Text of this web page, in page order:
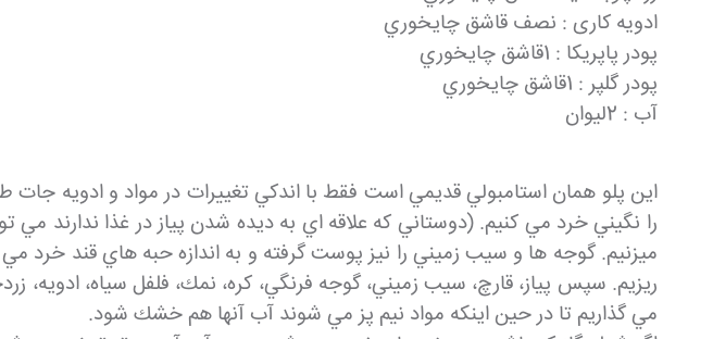
ادویه کاری : نصف قاشق چايخوري
پودر پاپریکا : 1قاشق چايخوري
پودر گلپر : 1قاشق چايخوري
آب : 2ليوان
اين پلو همان استامبولي قديمي است فقط با اندكي تغييرات در مواد و ادويه
را نگيني خرد مي كنيم. (دوستاني كه علاقه اي به ديده شدن پياز در غذا ندارند
ميزنيم. گوجه ها و سيب زميني را نيز پوست گرفته و به اندازه حبه هاي قند خرد
ريزيم. سپس پياز، قارچ، سيب زميني، گوجه فرنگي، كره، نمك، فلفل سياه، ادويه،
مي گذاريم تا در حين اينكه مواد نيم پز مي شوند آب آنها هم خشك شود.